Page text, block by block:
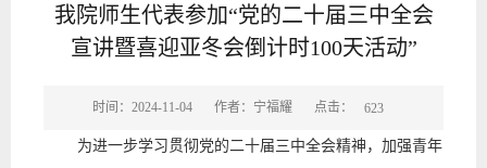
我院师生代表参加“党的二十届三中全会
宣讲暨喜迎亚冬会倒计时100天活动”
时间：2024-11-04 作者：宁福耀 点击： 623
为进一步学习贯彻党的二十届三中全会精神，加强青年